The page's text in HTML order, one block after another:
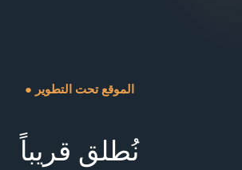
● الموقع تحت التطوير
نُطلق قريباً